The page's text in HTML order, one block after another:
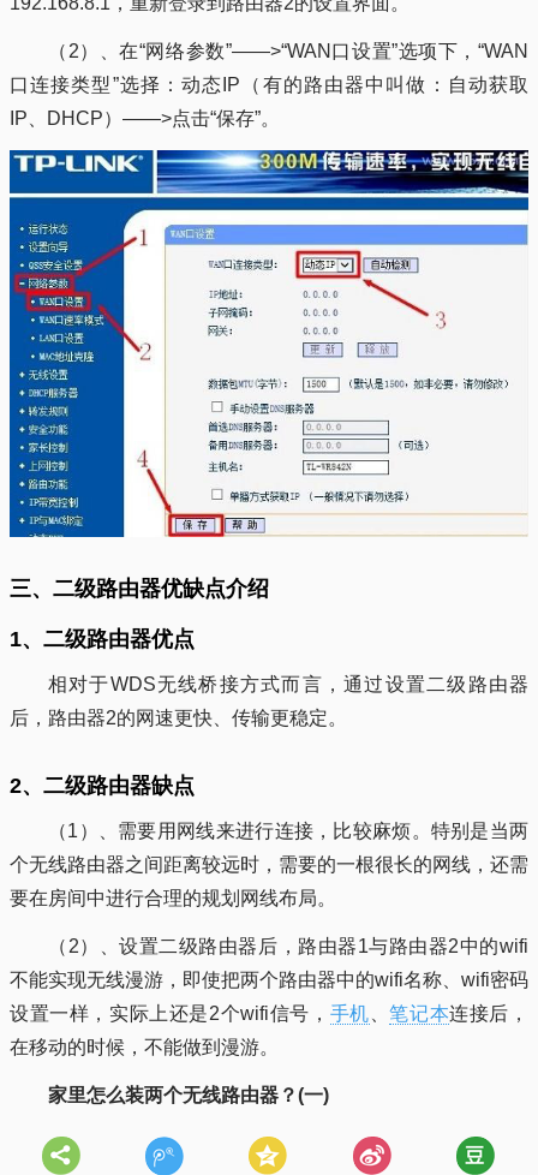
（2）、在“网络参数”——>“WAN口设置”选项下，“WAN
口连接类型”选择：动态IP（有的路由器中叫做：自动获取
IP、DHCP）——>点击“保存”。
三、二级路由器优缺点介绍
1、二级路由器优点
相对于WDS无线桥接方式而言，通过设置二级路由器
后，路由器2的网速更快、传输更稳定。
2、二级路由器缺点
（1）、需要用网线来进行连接，比较麻烦。特别是当两
个无线路由器之间距离较远时，需要的一根很长的网线，还需
要在房间中进行合理的规划网线布局。
（2）、设置二级路由器后，路由器1与路由器2中的wifi
不能实现无线漫游，即使把两个路由器中的wifi名称、wifi密码
设置一样，实际上还是2个wifi信号， 手机 、笔记本连接后，
在移动的时候，不能做到漫游。
家里怎么装两个无线路由器？(一)